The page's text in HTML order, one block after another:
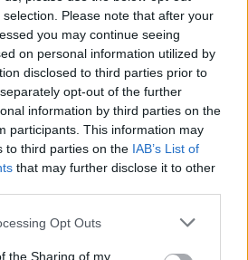
Please note that after your
you may continue seeing
on personal information utilized by
disclosed to third parties prior to
opt-out of the further
information by third parties on the
participants. This information may
to third parties on the IAB’s List of
that may further disclose it to other
Opt Outs
the Sharing of my
élményt nyújtó, nyílt világú
lövöldözős játékba, ami
karanténba helyezett
ázsiai szigeten
amelyet
The Cosmic Abyss
óceán mélyén lévő